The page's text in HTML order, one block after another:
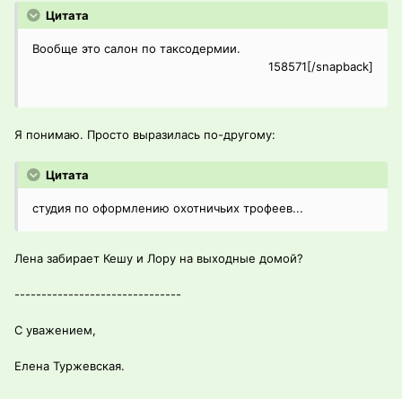
Цитата
Вообще это салон по таксодермии.
158571[/snapback]
Я понимаю. Просто выразилась по-другому:
Цитата
студия по оформлению охотничьих трофеев...
Лена забирает Кешу и Лору на выходные домой?
-------------------------------
С уважением,
Елена Туржевская.